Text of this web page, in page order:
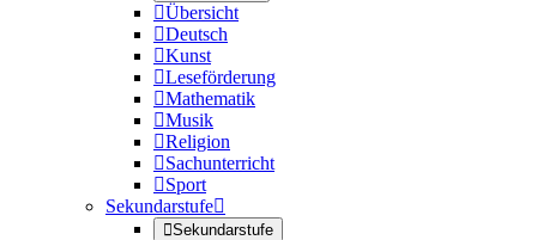
Übersicht
Deutsch
Kunst
Leseförderung
Mathematik
Musik
Religion
Sachunterricht
Sport
Sekundarstufe
Sekundarstufe